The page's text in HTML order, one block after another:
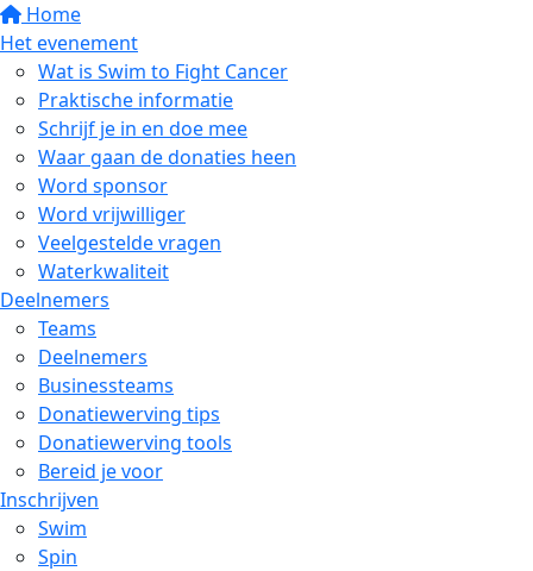
Home
Het evenement
Wat is Swim to Fight Cancer
Praktische informatie
Schrijf je in en doe mee
Waar gaan de donaties heen
Word sponsor
Word vrijwilliger
Veelgestelde vragen
Waterkwaliteit
Deelnemers
Teams
Deelnemers
Businessteams
Donatiewerving tips
Donatiewerving tools
Bereid je voor
Inschrijven
Swim
Spin